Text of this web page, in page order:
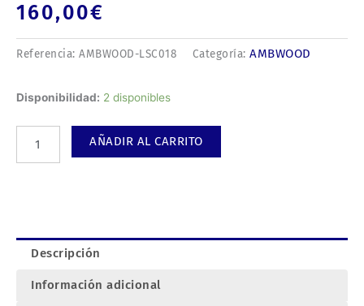
160,00€
Referencia: AMBWOOD-LSC018 Categoría: AMBWOOD
Disponibilidad: 2 disponibles
Pabellón
Sant
AÑADIR AL CARRITO
Descripción
Información adicional